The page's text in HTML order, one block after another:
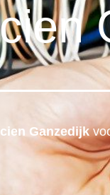
Ganzedijk